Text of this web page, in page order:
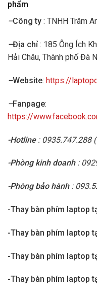
phẩm
–Công ty : TNHH Trâm
–Địa chỉ : 185 Ông Ích
Hải Châu, Thành phố Đà
–Website: https://
–Fanpage:
https://
-Hotline: 0935.747.288
-Phòng kinh doanh:
-Phòng bảo hành:
-Thay bàn phím laptop
-Thay bàn phím laptop
-Thay bàn phím laptop
-Thay bàn phím laptop